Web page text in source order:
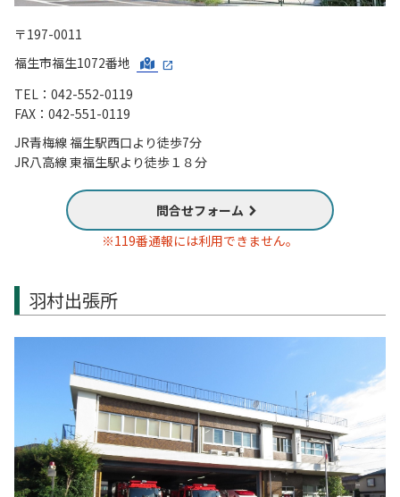
〒197-0011
福生市福生1072番地
TEL：042-552-0119
FAX：042-551-0119
JR青梅線 福生駅西口より徒歩7分
JR八高線 東福生駅より徒歩１８分
問合せフォーム
※119番通報には利用できません。
羽村出張所